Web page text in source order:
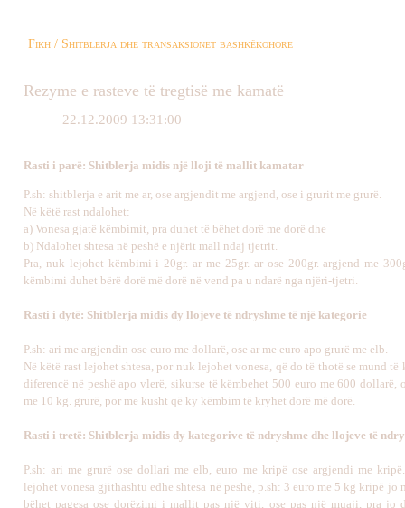
Fikh / Shitblerja dhe transaksionet bashkëkohore
Rezyme e rasteve të tregtisë me kamatë
22.12.2009 13:31:00
Rasti i parë: Shitblerja midis një lloji të mallit kamatar
P.sh: shitblerja e arit me ar, ose argjendit me argjend, ose i grurit me grurë.
Në këtë rast ndalohet:
a) Vonesa gjatë këmbimit, pra duhet të bëhet dorë me dorë dhe
b) Ndalohet shtesa në peshë e njërit mall ndaj tjetrit.
Pra, nuk lejohet këmbimi i 20gr. ar me 25gr. ar ose 200gr. argjend me
këmbimi duhet bërë dorë më dorë në vend pa u ndarë nga njëri-tjetri.
Rasti i dytë: Shitblerja midis dy llojeve të ndryshme të një kategorie
P.sh: ari me argjendin ose euro me dollarë, ose ar me euro apo grurë me elb.
Në këtë rast lejohet shtesa, por nuk lejohet vonesa, që do të thotë se mund të
diferencë në peshë apo vlerë, sikurse të këmbehet 500 euro me 600 dollarë,
me 10 kg. grurë, por me kusht që ky këmbim të kryhet dorë më dorë.
Rasti i tretë: Shitblerja midis dy kategorive të ndryshme dhe llojeve të
P.sh: ari me grurë ose dollari me elb, euro me kripë ose argjendi me
lejohet vonesa gjithashtu edhe shtesa në peshë, p.sh: 3 euro me 5 kg kripë jo
bëhet pagesa ose dorëzimi i mallit pas një viti, ose pas një muaji, pra jo